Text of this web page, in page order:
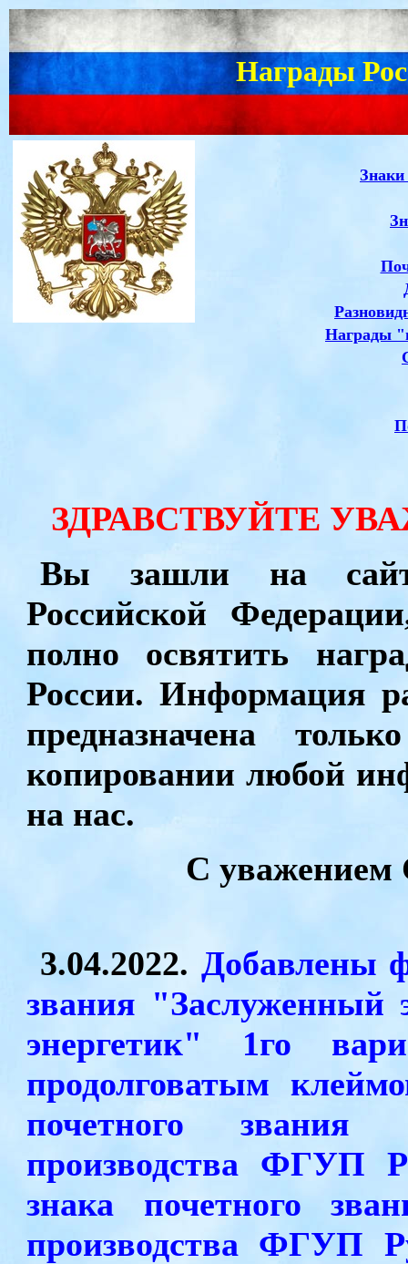
Награды
Знаки
Награды
ЗДРАВСТВУЙТЕ
Вы зашли на сайт
Российской
полно освятить
России. Информация
предназначена
копировании любой
на нас.
С
3.04.2022. Добавлены
звания "Заслуженный
энергетик" 1го
продолговатым
почетного звания
производства ФГУП
знака почетного
производства ФГУП